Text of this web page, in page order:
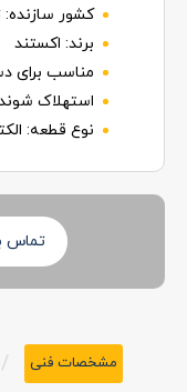
کشور سازنده:
برند: اکستند
مناسب برای
استهلاک
نوع قطعه:
تماس
مشخصات فنی /